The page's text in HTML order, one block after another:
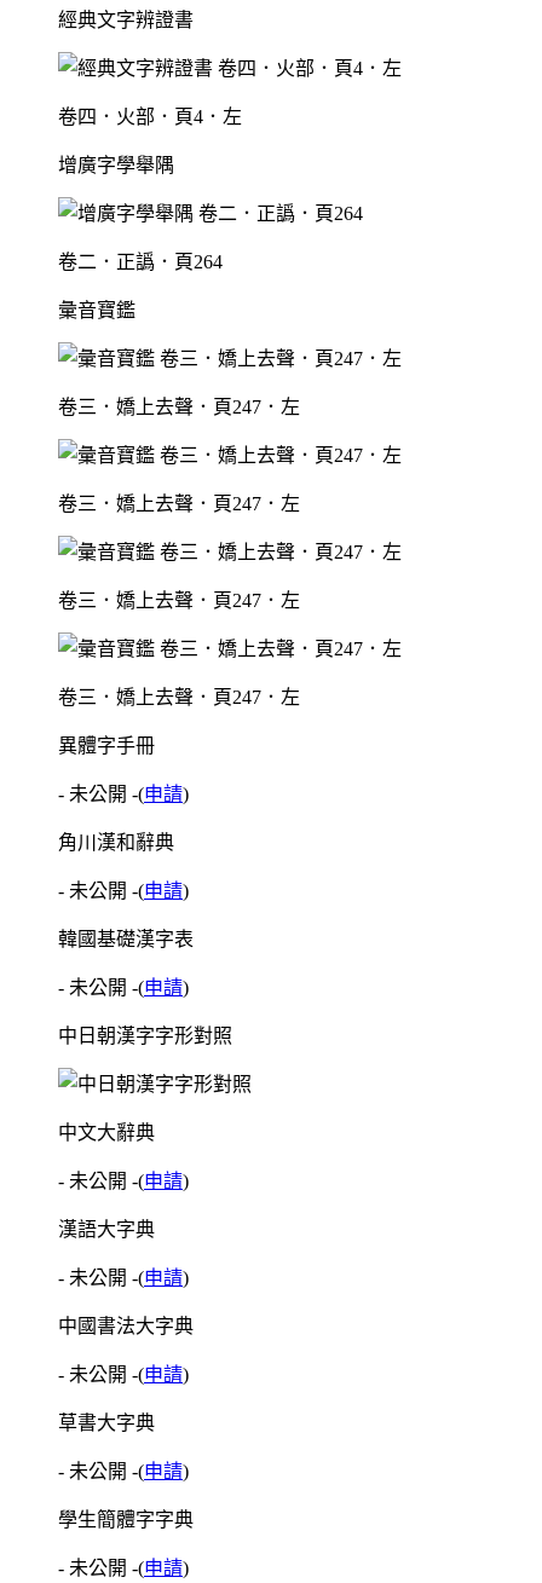
經典文字辨證書
卷四．火部．頁4．左
增廣字學舉隅
卷二．正譌．頁264
彙音寶鑑
卷三．嬌上去聲．頁247．左
卷三．嬌上去聲．頁247．左
卷三．嬌上去聲．頁247．左
卷三．嬌上去聲．頁247．左
異體字手冊
- 未公開 -(申請)
角川漢和辭典
- 未公開 -(申請)
韓國基礎漢字表
- 未公開 -(申請)
中日朝漢字字形對照
中文大辭典
- 未公開 -(申請)
漢語大字典
- 未公開 -(申請)
中國書法大字典
- 未公開 -(申請)
草書大字典
- 未公開 -(申請)
學生簡體字字典
- 未公開 -(申請)